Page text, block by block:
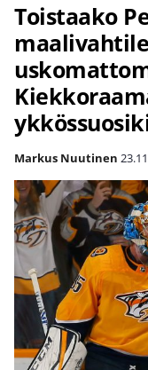
Toistaako
Markus Nuutinen